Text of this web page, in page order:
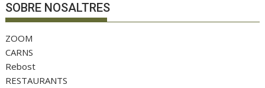
SOBRE NOSALTRES
ZOOM
CARNS
Rebost
RESTAURANTS